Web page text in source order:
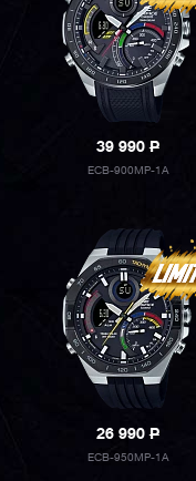
39 990P
ECB-900MP-1A
26 990P
ECB-950MP-1A